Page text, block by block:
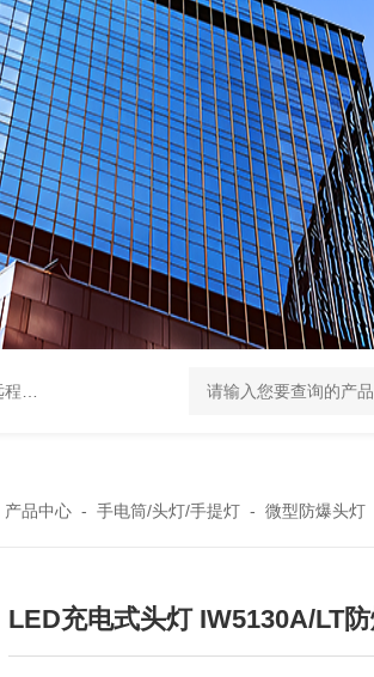
色 信号灯多功能声光报警器
产品中心- 手电筒/头灯/手提灯- 微型防爆头灯
LED充电式头灯 IW5130A/LT